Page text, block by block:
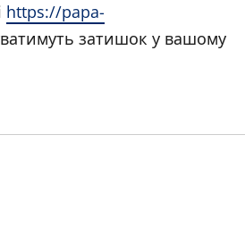
https://papa-
затишок у вашому